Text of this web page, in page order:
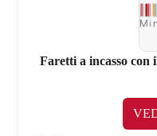
Faretti a incasso